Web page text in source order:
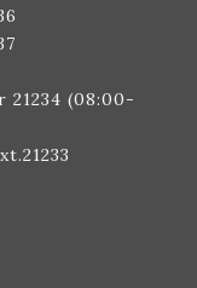
21234 (08:00-